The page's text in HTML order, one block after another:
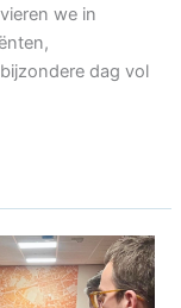
we in
dag vol